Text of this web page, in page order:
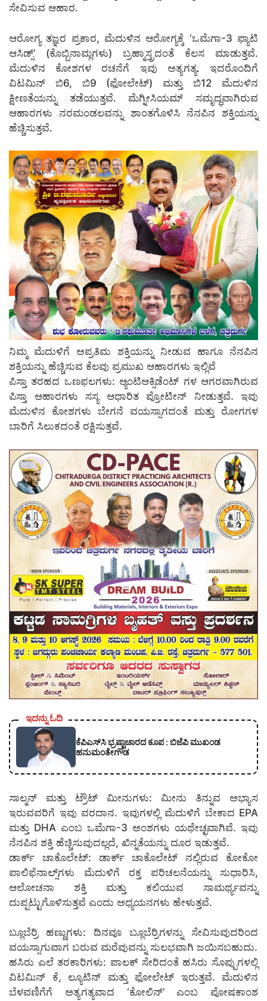
ಸೇವಿಸುವ ಆಹಾರ.
ಆರೋಗ್ಯ ತಜ್ಞರ ಪ್ರಕಾರ, ಮೆದುಳಿನ ಆರೋಗ್ಯಕ್ಕೆ ‘ಒಮೆಗಾ-3 ಫ್ಯಾಟಿ
ಆಸಿಡ್ಸ್’ (ಕೊಬ್ಬಿನಾಮ್ಲಗಳು) ಬ್ರಹ್ಮಾಸ್ತ್ರದಂತೆ ಕೆಲಸ ಮಾಡುತ್ತವೆ.
ಮೆದುಳಿನ ಕೋಶಗಳ ರಚನೆಗೆ ಇವು ಅತ್ಯಗತ್ಯ. ಇದರೊಂದಿಗೆ
ವಿಟಮಿನ್ ಬಿ6, ಬಿ9 (ಫೋಲೇಟ್) ಮತ್ತು ಬಿ12 ಮೆದುಳಿನ
ಕ್ಷೀಣತೆಯನ್ನು ತಡೆಯುತ್ತವೆ. ಮೆಗ್ನೀಸಿಯಮ್ ಸಮೃದ್ಧವಾಗಿರುವ
ಆಹಾರಗಳು ನರಮಂಡಲವನ್ನು ಶಾಂತಗೊಳಿಸಿ ನೆನಪಿನ ಶಕ್ತಿಯನ್ನು
ಹೆಚ್ಚಿಸುತ್ತವೆ.
ನಿಮ್ಮ ಮೆದುಳಿಗೆ ಅಪ್ರತಿಮ ಶಕ್ತಿಯನ್ನು ನೀಡುವ ಹಾಗೂ ನೆನಪಿನ
ಶಕ್ತಿಯನ್ನು ಹೆಚ್ಚಿಸುವ ಕೆಲವು ಪ್ರಮುಖ ಆಹಾರಗಳು ಇಲ್ಲಿವೆ
ಪಿಸ್ತಾ ತರಹದ ಒಣಫಲಗಳು: ಆ್ಯಂಟಿಆಕ್ಸಿಡೆಂಟ್‌ ಗಳ ಆಗರವಾಗಿರುವ
ಪಿಸ್ತಾ ಆಹಾರಗಳು ಸಸ್ಯ ಆಧಾರಿತ ಪ್ರೋಟೀನ್ ನೀಡುತ್ತವೆ. ಇವು
ಮೆದುಳಿನ ಕೋಶಗಳು ಬೇಗನೆ ವಯಸ್ಸಾಗದಂತೆ ಮತ್ತು ರೋಗಗಳ
ಬಾರಿಗೆ ಸಿಲುಕದಂತೆ ರಕ್ಷಿಸುತ್ತವೆ.
ಇದನ್ನು ಓದಿ
ಕೆಪಿಎಸ್‍ಸಿ ಭ್ರಷ್ಟಾಚಾರದ ಕೂಪ : ಬಿಜೆಪಿ ಮುಖಂಡ
ಹನುಮಂತೇಗೌಡ
ಸಾಲ್ಮನ್ ಮತ್ತು ಟ್ರೌಟ್ ಮೀನುಗಳು: ಮೀನು ತಿನ್ನುವ ಅಭ್ಯಾಸ
ಇರುವವರಿಗೆ ಇವು ವರದಾನ. ಇವುಗಳಲ್ಲಿ ಮೆದುಳಿಗೆ ಬೇಕಾದ EPA
ಮತ್ತು DHA ಎಂಬ ಒಮೆಗಾ-3 ಅಂಶಗಳು ಯಥೇಚ್ಛವಾಗಿವೆ. ಇವು
ನೆನಪಿನ ಶಕ್ತಿ ಹೆಚ್ಚಿಸುವುದಲ್ಲದೆ, ಖಿನ್ನತೆಯನ್ನು ದೂರ ಇಡುತ್ತವೆ.
ಡಾರ್ಕ್ ಚಾಕೊಲೇಟ್: ಡಾರ್ಕ್ ಚಾಕೊಲೇಟ್‌ ನಲ್ಲಿರುವ ಕೋಕೋ
ಪಾಲಿಫೆನಾಲ್ಸ್‌ಗಳು ಮೆದುಳಿಗೆ ರಕ್ತ ಪರಿಚಲನೆಯನ್ನು ಸುಧಾರಿಸಿ,
ಆಲೋಚನಾ ಶಕ್ತಿ ಮತ್ತು ಕಲಿಯುವ ಸಾಮರ್ಥ್ಯವನ್ನು
ದುಪ್ಪಟ್ಟುಗೊಳಿಸುತ್ತವೆ ಎಂದು ಅಧ್ಯಯನಗಳು ಹೇಳುತ್ತವೆ.
ಬ್ಲೂಬೆರ್ರಿ ಹಣ್ಣುಗಳು: ದಿನವೂ ಬ್ಲೂಬೆರ್ರಿಗಳನ್ನು ಸೇವಿಸುವುದರಿಂದ
ವಯಸ್ಸಾಗುವಾಗ ಬರುವ ಮರೆವುವನ್ನು ಸುಲಭವಾಗಿ ಜಯಿಸಬಹುದು.
ಹಸಿರು ಎಲೆ ತರಕಾರಿಗಳು: ಪಾಲಕ್ ಸೇರಿದಂತೆ ಹಸಿರು ಸೊಪ್ಪುಗಳಲ್ಲಿ
ವಿಟಮಿನ್ ಕೆ, ಲ್ಯೂಟಿನ್ ಮತ್ತು ಫೋಲೇಟ್ ಇರುತ್ತವೆ. ಮೆದುಳಿನ
ಬೆಳವಣಿಗೆಗೆ ಅತ್ಯಗತ್ಯವಾದ ‘ಕೋಲಿನ್’ ಎಂಬ ಪೋಷಕಾಂಶ